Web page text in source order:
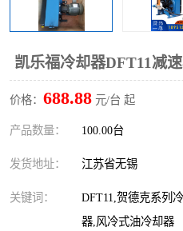
凯乐福冷却器DFT11减
价格： 688.88 元/台 起
产品数量： 100.00台
发货地址： 江苏省无锡
关键词：
DFT11,贺德克系列
器,风冷式油冷却器